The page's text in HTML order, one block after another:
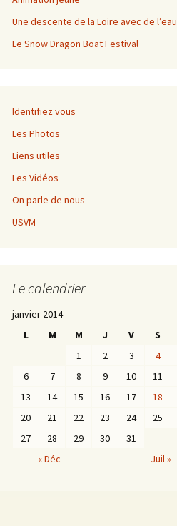
fond
Grangent Kayak Rando
Une descente de la Loire avec de l’eau
Le Snow Dragon Boat Festival
Identifiez vous
Les Photos
Liens utiles
Les Vidéos
On parle de nous
USVM
Le calendrier
janvier 2014
L
M M J V S
1
2 3 4
6
7 8 9 10 11
13
14 15 16 17 18
20
21 22 23 24 25
27
28 29 30
31
« Déc
Juil »